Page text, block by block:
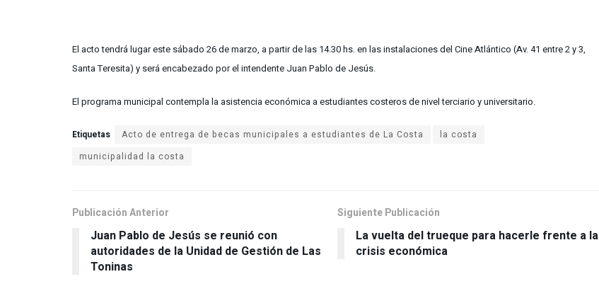
El acto tendrá lugar este sábado 26 de marzo, a partir de las 14.30 hs. en las instalaciones del Cine Atlántico (Av. 41 entre 2 y 3,
Santa Teresita) y será encabezado por el intendente Juan Pablo de Jesús.
El programa municipal contempla la asistencia económica a estudiantes costeros de nivel terciario y universitario.
Etiquetas
la costa
municipalidad la costa
Publicación Anterior
Juan Pablo de Jesús se reunió con
autoridades de la Unidad de Gestión de Las
Siguiente Publicación
La vuelta del trueque para hacerle frente a la
crisis económica